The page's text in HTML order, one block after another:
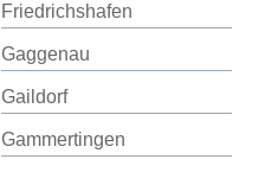
Friedrichshafen
Gaggenau
Gaildorf
Gammertingen